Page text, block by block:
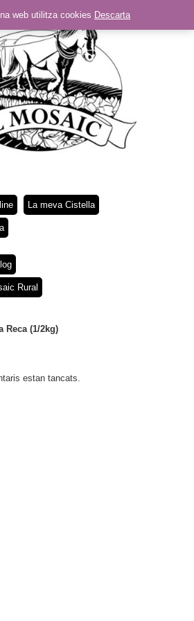
La meva Cistella
Rural
Reca (1/2kg)
estan tancats.
web utilitza cookies Descarta